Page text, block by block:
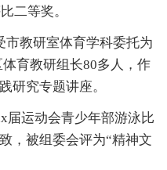
二等奖。
市教研室体育学科委托为
育教研组长80多人，作
研究专题讲座。
届运动会青少年部游泳比
，被组委会评为“精神文